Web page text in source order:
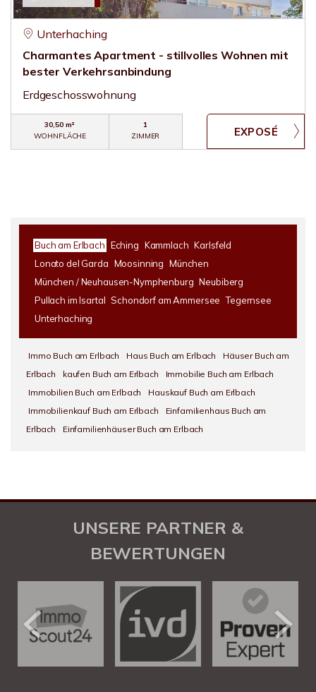
Unterhaching
Charmantes Apartment - stillvolles Wohnen mit
bester Verkehrsanbindung
Erdgeschosswohnung
30,50 m²
WOHNFLÄCHE
1
ZIMMER
Buch am Erlbach Eching Kammlach Karlsfeld
Lonato del Garda Moosinning München
München / Neuhausen-Nymphenburg Neubiberg
Pullach im Isartal Schondorf am Ammersee Tegernsee
Unterhaching
Immo Buch am Erlbach Haus Buch am Erlbach
Häuser Buch am
Erlbach
kaufen Buch am Erlbach
Immobilie Buch am Erlbach
Immobilien Buch am Erlbach
Hauskauf Buch am Erlbach
Immobilienkauf Buch am Erlbach
Einfamilienhaus Buch am
Erlbach
Einfamilienhäuser Buch am Erlbach
UNSERE PARTNER &
BEWERTUNGEN